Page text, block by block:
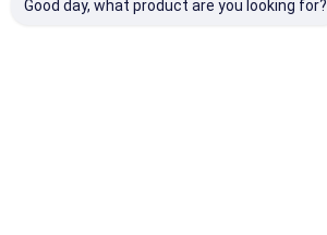
Good day, what product are you looking for?